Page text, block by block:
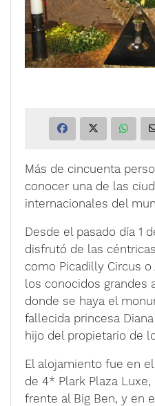
Más de cincuenta
conocer una de las
internacionales del
Desde el pasado día 1
disfrutó de las
como Picadilly Circus
los conocidos grandes
donde se haya el
fallecida princesa
hijo del propietario de
El alojamiento fue en
de 4* Plark Plaza
frente al Big Ben, y en